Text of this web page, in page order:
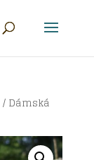
/ Dámská